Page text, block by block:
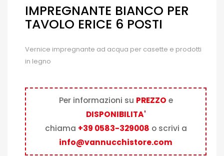
IMPREGNANTE BIANCO PER
TAVOLO ERICE 6 POSTI
Vernice impregnante ad acqua per casette e prodotti
in legno
Per informazioni su PREZZO e
DISPONIBILITA'
chiama +39 0583-329008 o scrivi a
info@vannucchistore.com